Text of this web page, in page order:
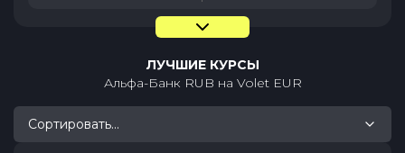
ЛУЧШИЕ КУРСЫ
Альфа-Банк RUB на Volet EUR
Сортировать...